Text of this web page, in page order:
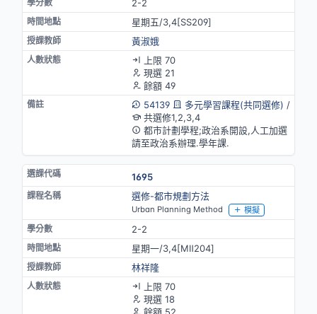
2-2
星期五/3,4[SS209]
黃淑娥
上限 70
現選 21
餘額 49
54139
多元學習課程(共同選修) /
共選修1,2,3,4
都市計劃學程;政治系開設,人工加選
請至政治系辦理.學年課.
1695
選修-都市規劃方法
Urban Planning Method 模擬
2-2
星期一/3,4[MⅡ204]
林祥隆
上限 70
現選 18